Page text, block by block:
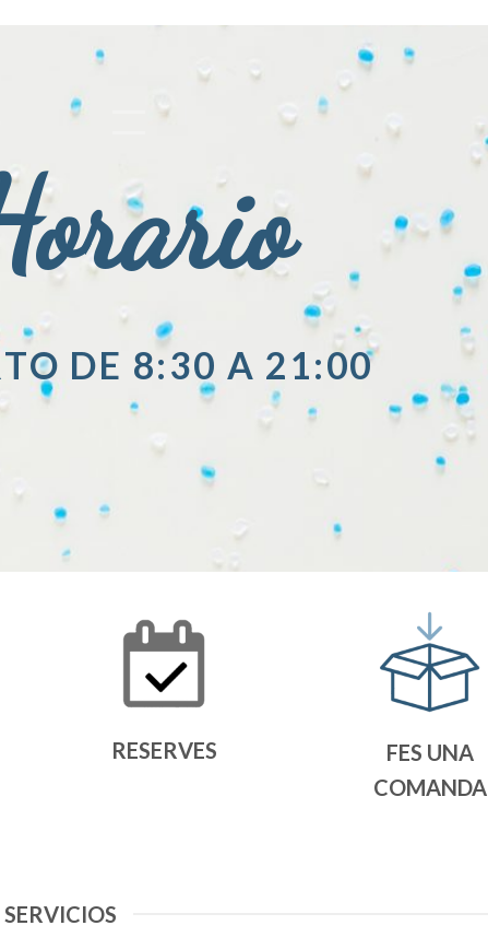
DE 8:30 A 21:00
RESERVES
FES UNA
COMANDA